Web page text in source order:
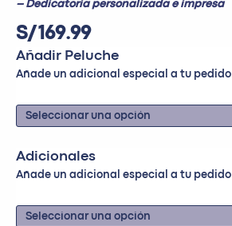
– Dedicatoria personalizada e impresa
S/169.99
Añadir Peluche
Añade un adicional especial a tu pedido
Adicionales
Añade un adicional especial a tu pedido